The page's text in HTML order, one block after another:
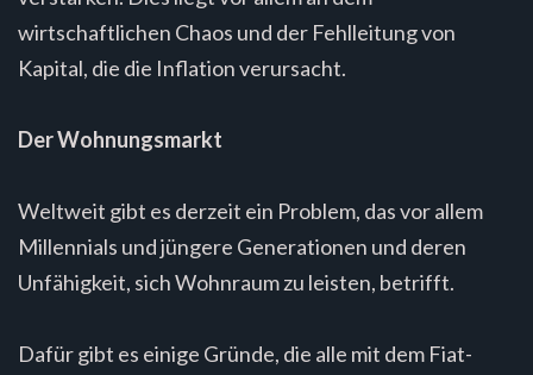
wirtschaftlichen Chaos und der Fehlleitung von
Kapital, die die Inflation verursacht.
Der Wohnungsmarkt
Weltweit gibt es derzeit ein Problem, das vor allem
Millennials und jüngere Generationen und deren
Unfähigkeit, sich Wohnraum zu leisten, betrifft.
Dafür gibt es einige Gründe, die alle mit dem Fiat-